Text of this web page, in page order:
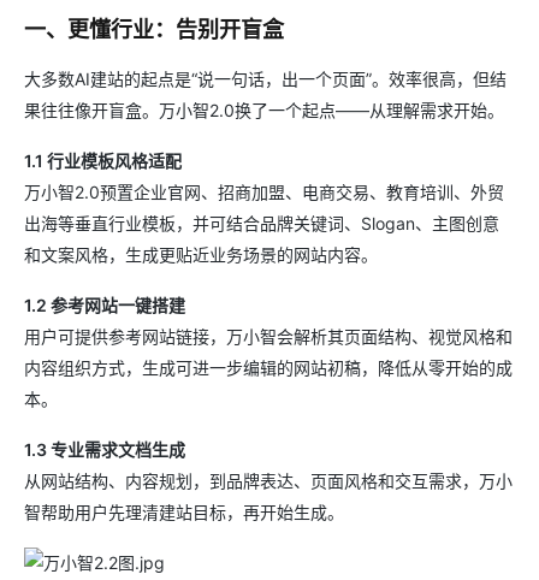
一、更懂行业：告别开盲盒
大多数AI建站的起点是“说一句话，出一个页面”。效率很高，但结
果往往像开盲盒。万小智2.0换了一个起点——从理解需求开始。
1.1 行业模板风格适配
万小智2.0预置企业官网、招商加盟、电商交易、教育培训、外贸
出海等垂直行业模板，并可结合品牌关键词、Slogan、主图创意
和文案风格，生成更贴近业务场景的网站内容。
1.2 参考网站一键搭建
用户可提供参考网站链接，万小智会解析其页面结构、视觉风格和
内容组织方式，生成可进一步编辑的网站初稿，降低从零开始的成
本。
1.3 专业需求文档生成
从网站结构、内容规划，到品牌表达、页面风格和交互需求，万小
智帮助用户先理清建站目标，再开始生成。